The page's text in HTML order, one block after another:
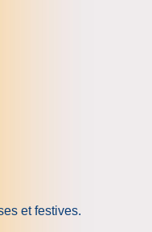
et festives.